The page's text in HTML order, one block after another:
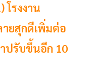
รงงาน
ยสุกดีเพิ่มต่อ
ปรับขึ้นอีก 10